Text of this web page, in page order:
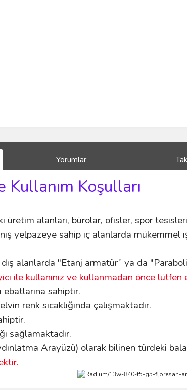
Yorumlar
Koşulları
üretim alanları, bürolar, ofisler, spor
yelpazeye sahip iç alanlarda mükemmel
alanlarda "Etanj armatür” ya da
ile kullanınız ve kullanmadan önce lütfen
sahiptir.
renk sıcaklığında çalışmaktadır.
sağlamaktadır.
Arayüzü) olarak bilinen türdeki